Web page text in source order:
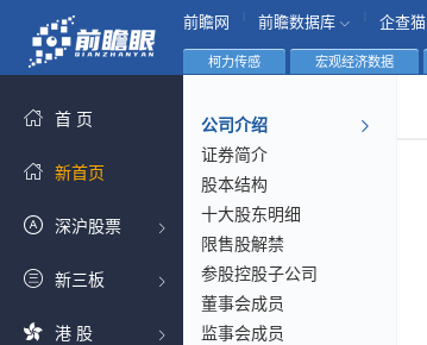
前瞻网 前瞻数据库 企查猫
首 页
新首页
深沪股票
新三板
港 股
柯力传感 宏观经济数据
公司介绍
证券简介
股本结构
十大股东明细
限售股解禁
参股控股子公司
董事会成员
监事会成员